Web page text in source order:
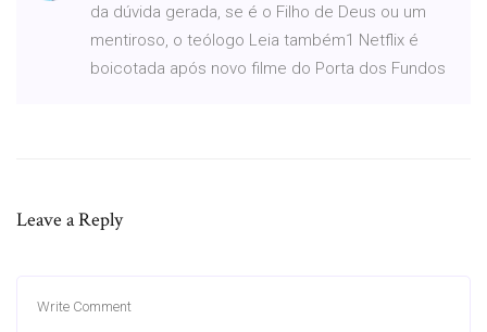
da dúvida gerada, se é o Filho de Deus ou um
mentiroso, o teólogo Leia também1 Netflix é
boicotada após novo filme do Porta dos Fundos
Leave a Reply